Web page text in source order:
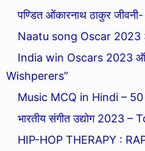
पण्डित ओंकारनाथ ठाकुर
Naatu song Oscar 2023 :
India win Oscars 2023
Wishperers”
Music MCQ in Hindi –
भारतीय संगीत उद्योग 2023
HIP-HOP THERAPY :